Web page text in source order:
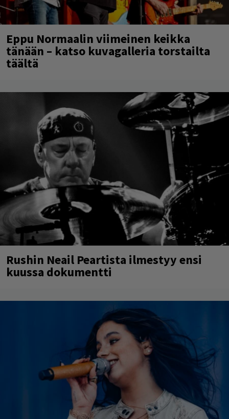
Eppu Normaalin viimeinen keikka
tänään – katso kuvagalleria torstailta
täältä
Rushin Neail Peartista ilmestyy ensi
kuussa dokumentti